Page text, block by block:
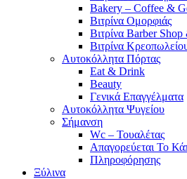
Bakery – Coffee &
Βιτρίνα Ομορφιάς
Βιτρίνα Barber
Βιτρίνα
Αυτοκόλλητα Πόρτας
Eat & Drink
Beauty
Γενικά Επαγγέλματα
Αυτοκόλλητα Ψυγείου
Σήμανση
Wc – Τουαλέτας
Απαγορεύεται Το
Πληροφόρησης
Ξύλινα